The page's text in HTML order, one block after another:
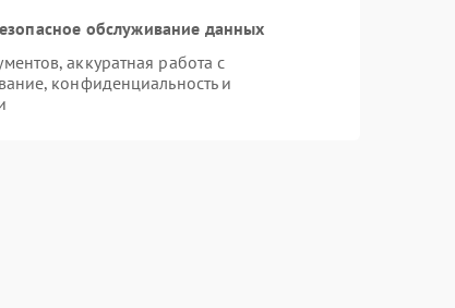
обслуживание данных
аккуратная работа с
конфиденциальность и